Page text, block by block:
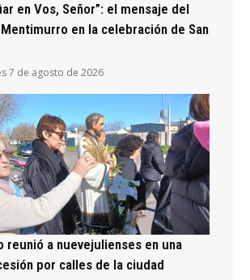
en Vos, Señor”: el mensaje del
en la celebración de San
7 de agosto de 2026
reunió a nuevejulienses en una
por calles de la ciudad